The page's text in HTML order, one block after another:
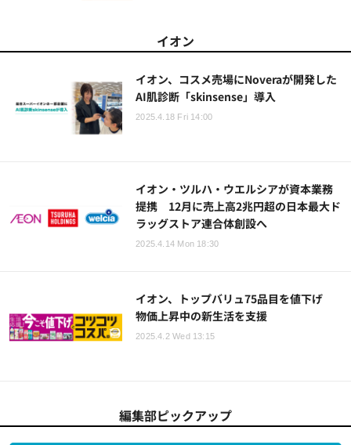
イオン
イオン、コスメ売場にNoveraが開発した
AI肌診断「skinsense」導入
2025.4.18 Fri 14:00
イオン・ツルハ・ウエルシアが資本業務
提携 12月に売上高2兆円超の日本最大ド
ラッグストア連合体創設へ
2025.4.14 Mon 18:30
イオン、トップバリュ75品目を値下げ
物価上昇中の新生活を支援
2025.4.2 Wed 13:15
編集部ピックアップ